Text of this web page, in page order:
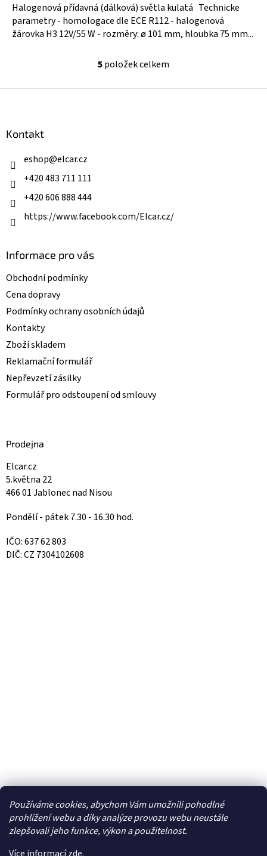
Používáme cookies, abychom Vám umožnili pohodlné
prohlížení webu a díky analýze provozu webu neustále
zlepšovali jeho funkce, výkon a použitelnost.
Halogenová přídavná (dálková) světla kulatá Technicke
parametry - homologace dle ECE R112 - halogenová
žárovka H3 12V/55 W - rozměry: ø 101 mm, hloubka 75 mm...
O
l
v
5položek celkem
Kontakt
eshop@elcar.cz
+420 483 711 111
+420 606 888 444
https://www.facebook.com/Elcar.cz/
Informace pro vás
Obchodní podmínky
Cena dopravy
Podmínky ochrany osobních údajů
Kontakty
Zboží skladem
Reklamační formulář
Nepřevzetí zásilky
Formulář pro odstoupení od smlouvy
Prodejna
Elcar.cz
5.května 22
466 01 Jablonec nad Nisou
Pondělí - pátek 7.30 - 16.30 hod.
IČO: 637 62 803
DIČ: CZ 7304102608
Facebook